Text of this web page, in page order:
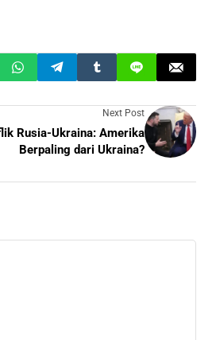
Next Post
Rusia-Ukraina: Amerika
Berpaling dari Ukraina?